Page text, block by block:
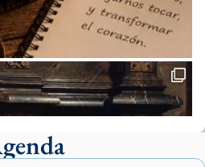
bisbe de Tortosa, ha
juliol la missa de Les